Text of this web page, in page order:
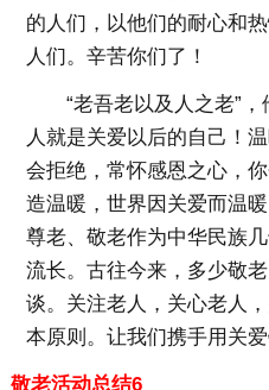
的人们，以他们的耐心和
人们。辛苦你们了！
“老吾老以及人之老”，
人就是关爱以后的自己！
会拒绝，常怀感恩之心，
造温暖，世界因关爱而温
尊老、敬老作为中华民族
流长。古往今来，多少敬
谈。关注老人，关心老人
本原则。让我们携手用关
敬老活动总结6